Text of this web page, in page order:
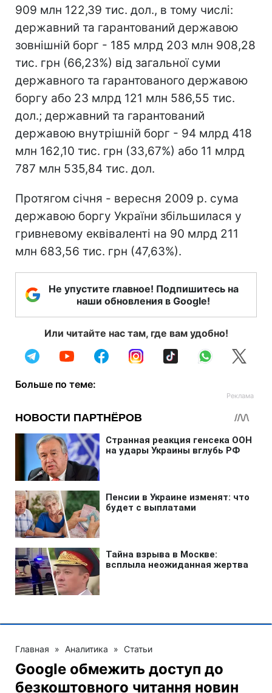
909 млн 122,39 тис. дол., в тому числі:
державний та гарантований державою
зовнішній борг - 185 млрд 203 млн 908,28
тис. грн (66,23%) від загальної суми
державного та гарантованого державою
боргу або 23 млрд 121 млн 586,55 тис.
дол.; державний та гарантований
державою внутрішній борг - 94 млрд 418
млн 162,10 тис. грн (33,67%) або 11 млрд
787 млн 535,84 тис. дол.
Протягом січня - вересня 2009 р. сума
державою боргу України збільшилася у
гривневому еквіваленті на 90 млрд 211
млн 683,56 тис. грн (47,63%).
Не упустите главное! Подпишитесь на
наши обновления в Google!
Или читайте нас там, где вам удобно!
Больше по теме:
Главная » Аналитика » Статьи
Google обмежить доступ до
безкоштовного читання новин